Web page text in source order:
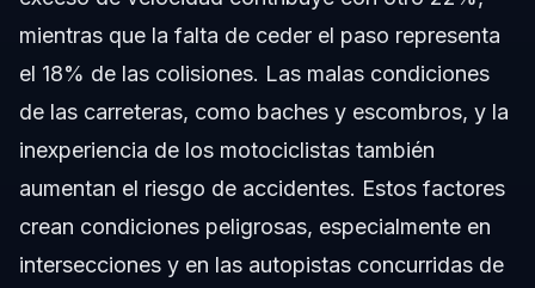
mientras que la falta de ceder el paso representa
el 18% de las colisiones. Las malas condiciones
de las carreteras, como baches y escombros, y la
inexperiencia de los motociclistas también
aumentan el riesgo de accidentes. Estos factores
crean condiciones peligrosas, especialmente en
intersecciones y en las autopistas concurridas de